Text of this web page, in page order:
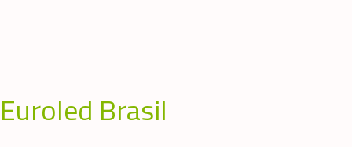
Euroled Brasil